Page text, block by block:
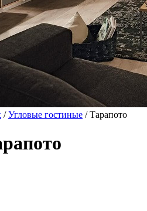
/Угловые гостиные / Тарапото